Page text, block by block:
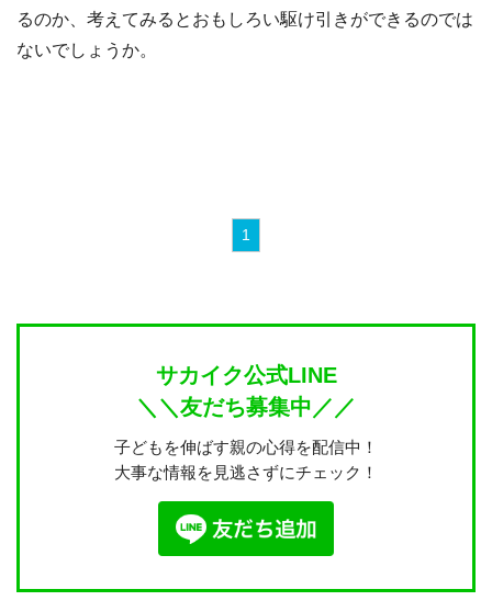
るのか、考えてみるとおもしろい駆け引きができるのでは
ないでしょうか。
1
サカイク公式LINE
＼＼友だち募集中／／
子どもを伸ばす親の心得を配信中！
大事な情報を見逃さずにチェック！